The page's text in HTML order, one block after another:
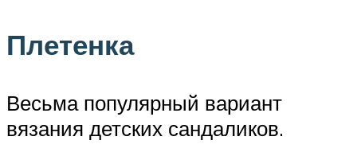
Плетенка
Весьма популярный вариант
вязания детских сандаликов.